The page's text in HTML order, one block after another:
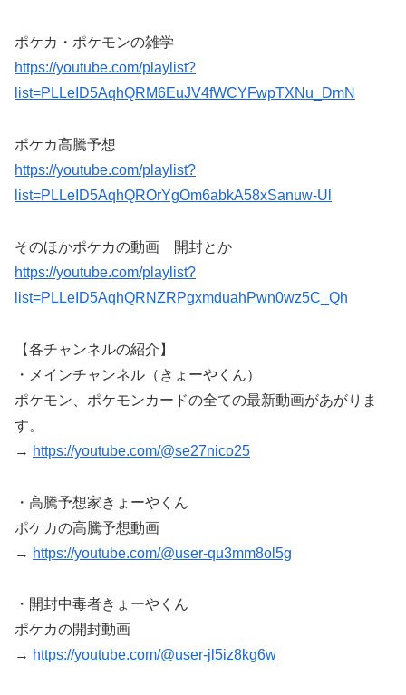
ポケカ・ポケモンの雑学
https://youtube.com/playlist?
list=PLLeID5AqhQRM6EuJV4fWCYFwpTXNu_DmN
ポケカ高騰予想
https://youtube.com/playlist?
list=PLLeID5AqhQROrYgOm6abkA58xSanuw-Ul
そのほかポケカの動画 開封とか
https://youtube.com/playlist?
list=PLLeID5AqhQRNZRPgxmduahPwn0wz5C_Qh
【各チャンネルの紹介】
・メインチャンネル（きょーやくん）
ポケモン、ポケモンカードの全ての最新動画があがりま
す。
→ https://youtube.com/@se27nico25
・高騰予想家きょーやくん
ポケカの高騰予想動画
→ https://youtube.com/@user-qu3mm8ol5g
・開封中毒者きょーやくん
ポケカの開封動画
→ https://youtube.com/@user-jl5iz8kg6w